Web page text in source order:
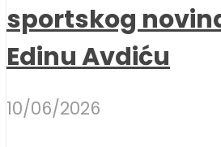
sportskog
Edinu Avdiću
10/06/2026